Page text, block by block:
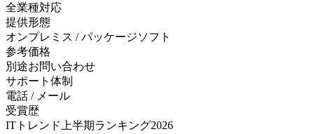
全業種対応
提供形態
オンプレミス / パッケージソフト
参考価格
別途お問い合わせ
サポート体制
電話 / メール
受賞歴
ITトレンド上半期ランキング2026